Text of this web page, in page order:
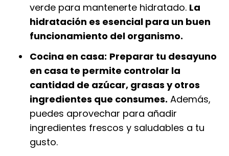
verde para mantenerte hidratado. La
hidratación es esencial para un buen
funcionamiento del organismo.
Cocina en casa: Preparar tu desayuno
en casa te permite controlar la
cantidad de azúcar, grasas y otros
ingredientes que consumes. Además,
puedes aprovechar para añadir
ingredientes frescos y saludables a tu
gusto.